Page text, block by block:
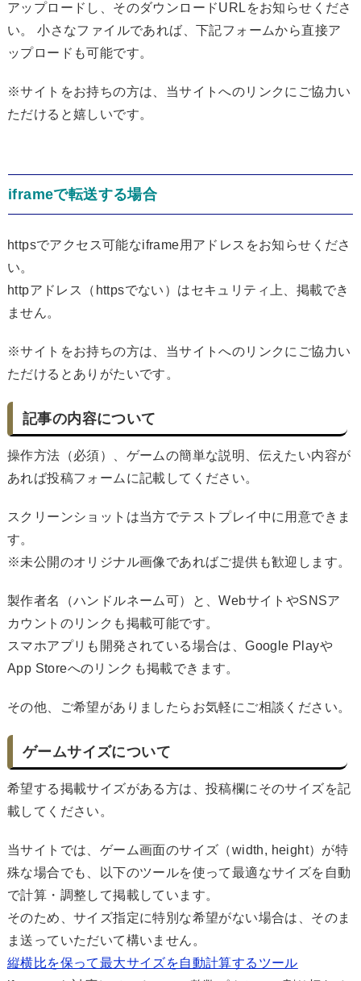
アップロードし、そのダウンロードURLをお知らせくださ
い。 小さなファイルであれば、下記フォームから直接ア
ップロードも可能です。
※サイトをお持ちの方は、当サイトへのリンクにご協力い
ただけると嬉しいです。
iframeで転送する場合
httpsでアクセス可能なiframe用アドレスをお知らせくださ
い。
httpアドレス（httpsでない）はセキュリティ上、掲載でき
ません。
※サイトをお持ちの方は、当サイトへのリンクにご協力い
ただけるとありがたいです。
記事の内容について
操作方法（必須）、ゲームの簡単な説明、伝えたい内容が
あれば投稿フォームに記載してください。
スクリーンショットは当方でテストプレイ中に用意できま
す。
※未公開のオリジナル画像であればご提供も歓迎します。
製作者名（ハンドルネーム可）と、WebサイトやSNSア
カウントのリンクも掲載可能です。
スマホアプリも開発されている場合は、Google Playや
App Storeへのリンクも掲載できます。
その他、ご希望がありましたらお気軽にご相談ください。
ゲームサイズについて
希望する掲載サイズがある方は、投稿欄にそのサイズを記
載してください。
当サイトでは、ゲーム画面のサイズ（width, height）が特
殊な場合でも、以下のツールを使って最適なサイズを自動
で計算・調整して掲載しています。
そのため、サイズ指定に特別な希望がない場合は、そのま
ま送っていただいて構いません。
縦横比を保って最大サイズを自動計算するツール